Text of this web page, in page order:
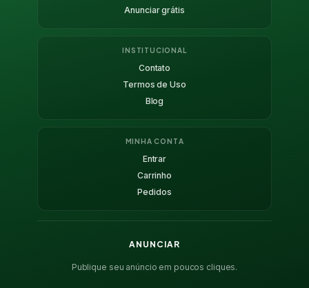
Anunciar grátis
INSTITUCIONAL
Contato
Termos de Uso
Blog
MINHA CONTA
Entrar
Carrinho
Pedidos
ANUNCIAR
Publique seu anúncio em poucos cliques.